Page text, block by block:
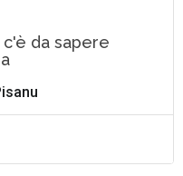
da sapere